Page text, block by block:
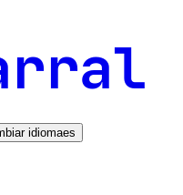
idiomaes